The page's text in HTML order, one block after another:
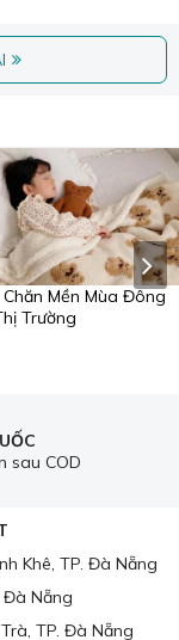
nệm ghế, các vật
trực tiếp theo
đại, nhân lực
cầu đặt hàng
kém, hàng giả,
gian đã ghi
trợ tư vấn.
Mền Mùa Đông
Trường
sau COD
Khê, TP. Đà Nẵng
Đà Nẵng
TP. Đà Nẵng